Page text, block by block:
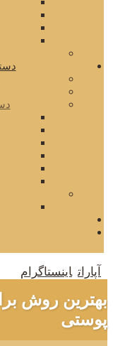
آپارات اینستاگرام
بهترین روش
پوستی